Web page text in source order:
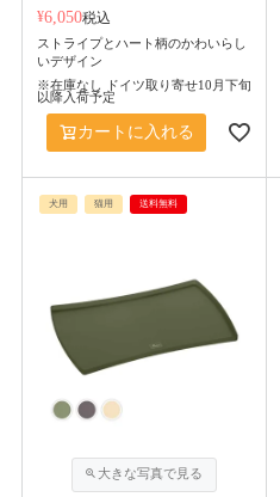
¥6,050税込
ストライプとハート柄のかわいらし
いデザイン
※在庫なし ドイツ取り寄せ10月下旬
以降入荷予定
カートに入れる
犬用 猫用 送料無料